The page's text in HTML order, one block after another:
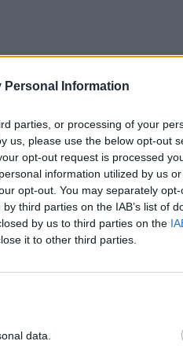
Personal Information
parties, or processing of your
us, please use the below opt-out
opt-out request is processed
information utilized by us
opt-out. You may separately
third parties on the IAB’s list of
by us to third parties on the
it to other third parties.
data.
αναφέρθηκε στο μήνυμα
δράσεις για
υπογραμμίζοντας
δημοσιογραφίας σε μια